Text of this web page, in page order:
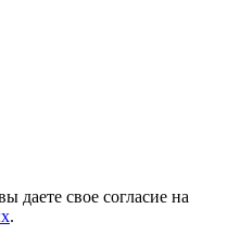
свое согласие на
.